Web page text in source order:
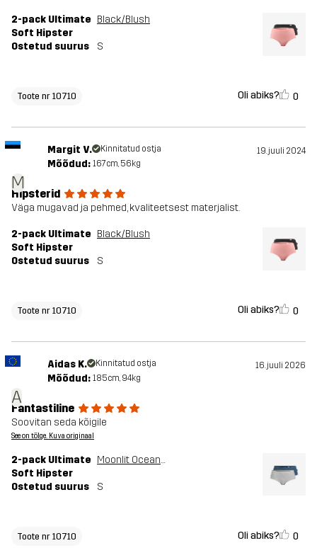
2-pack Ultimate
Soft Hipster
Black/Blush
Ostetud suurus S
Toote nr 10710 Oli abiks? 0
M
Margit V. Kinnitatud ostja 19. juuli 2024
Mõõdud: 167cm, 56kg
Hipsterid
Väga mugavad ja pehmed, kvaliteetsest materjalist.
2-pack Ultimate
Soft Hipster
Black/Blush
Ostetud suurus S
Toote nr 10710 Oli abiks? 0
A
Aidas K. Kinnitatud ostja 16. juuli 2026
Mõõdud: 185cm, 94kg
Fantastiline
Soovitan seda kõigile
See on tõlge. Kuva originaal
2-pack Ultimate
Soft Hipster
Moonlit Ocean/Grey Melange
Ostetud suurus S
Toote nr 10710 Oli abiks? 0